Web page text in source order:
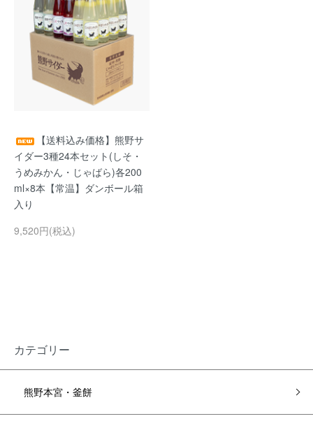
【送料込み価格】熊野サ
イダー3種24本セット(しそ・
うめみかん・じゃばら)各200
ml×8本【常温】ダンボール箱
入り
9,520円(税込)
カテゴリー
熊野本宮・釜餅